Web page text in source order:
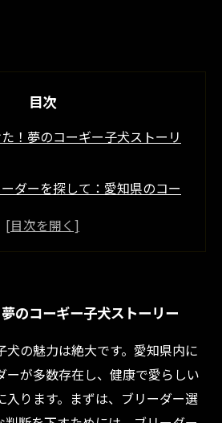
目次
！夢のコーギー子犬ストーリ
ダーを探して：愛知県のコー
える準備：必要な知識とヒン
イフの始まり：愛知県の子犬
ツと愛知県内の資源
のコーギー子犬ストーリー
犬の魅力は絶大です。愛知県内に
ーが多数存在し、健康で愛らしい
入ります。まずは、ブリーダー選